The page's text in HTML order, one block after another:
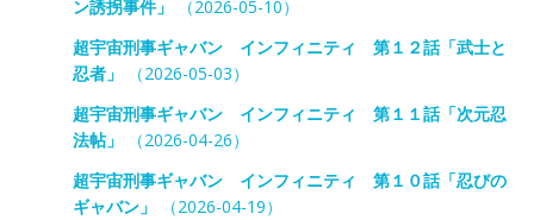
ン誘拐事件」
（2026-05-10）
超宇宙刑事ギャバン インフィニティ 第１２話「武士と
忍者」
（2026-05-03）
超宇宙刑事ギャバン インフィニティ 第１１話「次元忍
法帖」
（2026-04-26）
超宇宙刑事ギャバン インフィニティ 第１０話「忍びの
ギャバン」
（2026-04-19）